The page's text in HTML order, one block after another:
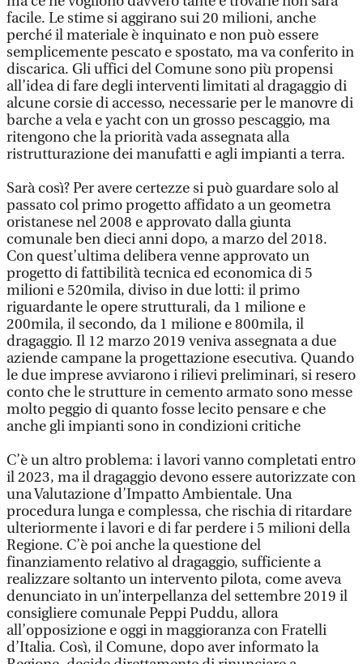
facile. Le stime si aggirano sui 20 milioni, anche
perché il materiale è inquinato e non può essere
semplicemente pescato e spostato, ma va conferito in
discarica. Gli uffici del Comune sono più propensi
all’idea di fare degli interventi limitati al dragaggio di
alcune corsie di accesso, necessarie per le manovre di
barche a vela e yacht con un grosso pescaggio, ma
ritengono che la priorità vada assegnata alla
ristrutturazione dei manufatti e agli impianti a terra.
Sarà così? Per avere certezze si può guardare solo al
passato col primo progetto affidato a un geometra
oristanese nel 2008 e approvato dalla giunta
comunale ben dieci anni dopo, a marzo del 2018.
Con quest’ultima delibera venne approvato un
progetto di fattibilità tecnica ed economica di 5
milioni e 520mila, diviso in due lotti: il primo
riguardante le opere strutturali, da 1 milione e
200mila, il secondo, da 1 milione e 800mila, il
dragaggio. Il 12 marzo 2019 veniva assegnata a due
aziende campane la progettazione esecutiva. Quando
le due imprese avviarono i rilievi preliminari, si resero
conto che le strutture in cemento armato sono messe
molto peggio di quanto fosse lecito pensare e che
anche gli impianti sono in condizioni critiche
C’è un altro problema: i lavori vanno completati entro
il 2023, ma il dragaggio devono essere autorizzate con
una Valutazione d’Impatto Ambientale. Una
procedura lunga e complessa, che rischia di ritardare
ulteriormente i lavori e di far perdere i 5 milioni della
Regione. C’è poi anche la questione del
finanziamento relativo al dragaggio, sufficiente a
realizzare soltanto un intervento pilota, come aveva
denunciato in un’interpellanza del settembre 2019 il
consigliere comunale Peppi Puddu, allora
all’opposizione e oggi in maggioranza con Fratelli
d’Italia. Così, il Comune, dopo aver informato la